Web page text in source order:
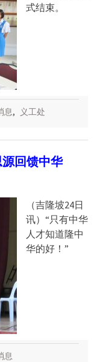
式结束。
息, 义工处
回馈中华
（吉隆坡24日
讯）“只有中华
人才知道隆中
华的好！”
息